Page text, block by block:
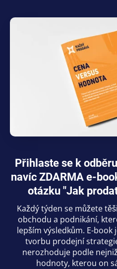
Přihlaste se k
navíc ZDARMA e-
otázku "Jak
Každý týden se můžete
obchodu a podnikání,
lepším výsledkům. E-book
tvorbu prodejní
nerozhoduje podle
hodnoty, kterou on